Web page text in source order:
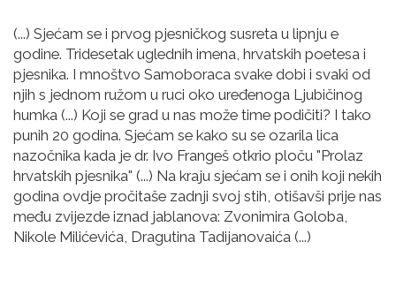
(...) Sjećam se i prvog pjesničkog susreta u lipnju e
godine. Tridesetak uglednih imena, hrvatskih poetesa i
pjesnika. I mnoštvo Samoboraca svake dobi i svaki od
njih s jednom ružom u ruci oko uređenoga Ljubičinog
humka (...) Koji se grad u nas može time podičiti? I tako
punih 20 godina. Sjećam se kako su se ozarila lica
nazočnika kada je dr. Ivo Frangeš otkrio ploču "Prolaz
hrvatskih pjesnika" (...) Na kraju sjećam se i onih koji nekih
godina ovdje pročitaše zadnji svoj stih, otišavši prije nas
među zvijezde iznad jablanova: Zvonimira Goloba,
Nikole Milićevića, Dragutina Tadijanovaića (...)